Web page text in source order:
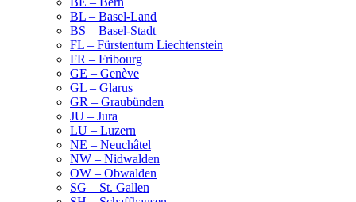
BL – Basel-Land
BS – Basel-Stadt
FL – Fürstentum Liechtenstein
FR – Fribourg
GE – Genève
GL – Glarus
GR – Graubünden
JU – Jura
LU – Luzern
NE – Neuchâtel
NW – Nidwalden
OW – Obwalden
SG – St. Gallen